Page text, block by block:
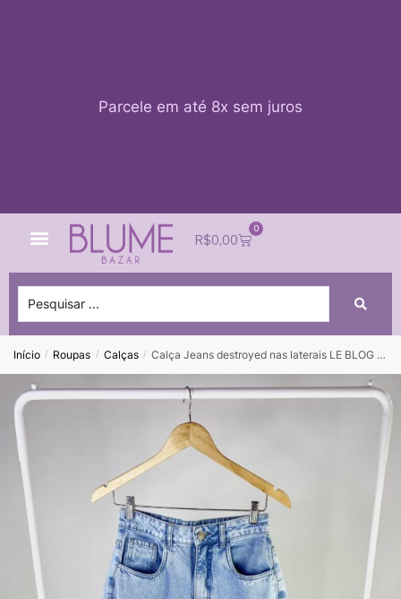
Parcele em até 8x sem juros
R$0,00
0
Início / Roupas / Calças / Calça Jeans destroyed nas laterais LE BLOG – 36 (NUNCA USADA)